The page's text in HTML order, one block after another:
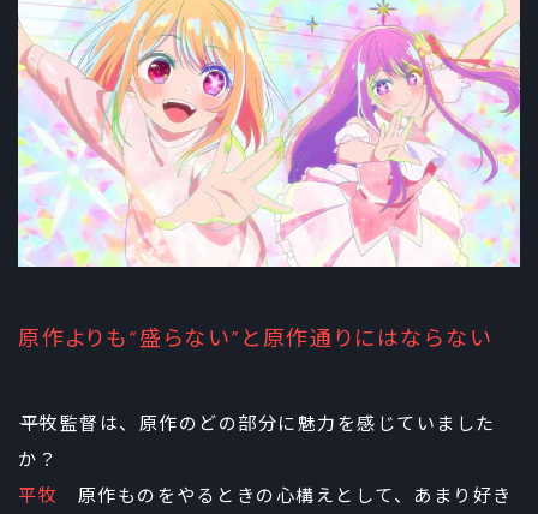
原作よりも“盛らない”と原作通りにはならない
――平牧監督は、原作のどの部分に魅力を感じていました
か？
平牧 原作ものをやるときの心構えとして、あまり好き